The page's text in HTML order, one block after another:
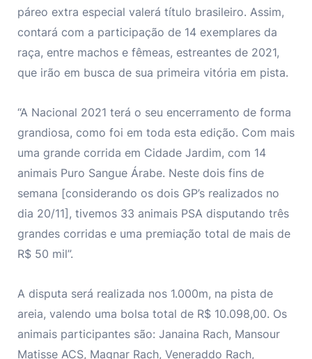
páreo extra especial valerá título brasileiro. Assim,
contará com a participação de 14 exemplares da
raça, entre machos e fêmeas, estreantes de 2021,
que irão em busca de sua primeira vitória em pista.
“A Nacional 2021 terá o seu encerramento de forma
grandiosa, como foi em toda esta edição. Com mais
uma grande corrida em Cidade Jardim, com 14
animais Puro Sangue Árabe. Neste dois fins de
semana [considerando os dois GP’s realizados no
dia 20/11], tivemos 33 animais PSA disputando três
grandes corridas e uma premiação total de mais de
R$ 50 mil”.
A disputa será realizada nos 1.000m, na pista de
areia, valendo uma bolsa total de R$ 10.098,00. Os
animais participantes são: Janaina Rach, Mansour
Matisse ACS, Magnar Rach, Veneraddo Rach,